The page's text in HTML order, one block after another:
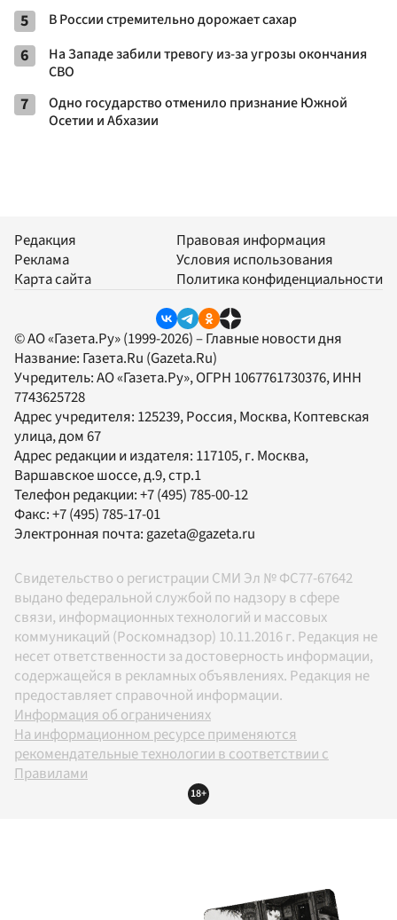
5 В России стремительно дорожает сахар
6
На Западе забили тревогу из-за угрозы окончания
СВО
7
Одно государство отменило признание Южной
Осетии и Абхазии
Редакция
Реклама
Карта сайта
Правовая информация
Условия использования
Политика конфиденциальности
© АО «Газета.Ру» (1999-2026) – Главные новости дня
Название: Газета.Ru (Gazeta.Ru)
Учредитель:АО «Газета.Ру», ОГРН 1067761730376, ИНН
7743625728
Адрес учредителя: 125239, Россия, Москва, Коптевская
улица, дом 67
Адрес редакции и издателя: 117105, г. Москва,
Варшавское шоссе, д.9, стр.1
Телефон редакции:+7 (495) 785-00-12
Факс:+7 (495) 785-17-01
Электронная почта: gazeta@gazeta.ru
Свидетельство о регистрации СМИ Эл № ФС77-67642
выдано федеральной службой по надзору в сфере
связи, информационных технологий и массовых
коммуникаций (Роскомнадзор) 10.11.2016 г. Редакция не
несет ответственности за достоверность информации,
содержащейся в рекламных объявлениях. Редакция не
предоставляет справочной информации.
Информация об ограничениях
На информационном ресурсе применяются
рекомендательные технологии в соответствии с
Правилами
18+